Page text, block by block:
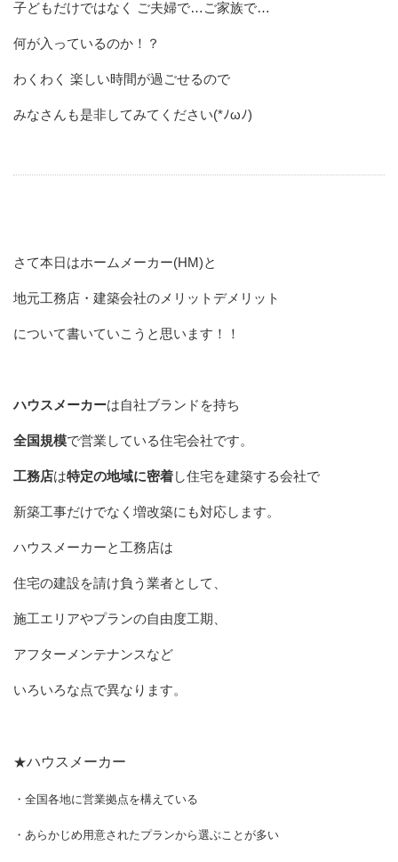
子どもだけではなく ご夫婦で…ご家族で…
何が入っているのか！？
わくわく 楽しい時間が過ごせるので
みなさんも是非してみてください(*ﾉωﾉ)
さて本日はホームメーカー(HM)と
地元工務店・建築会社のメリットデメリット
について書いていこうと思います！！
ハウスメーカーは自社ブランドを持ち
全国規模で営業している住宅会社です。
工務店は特定の地域に密着し住宅を建築する会社で
新築工事だけでなく増改築にも対応します。
ハウスメーカーと工務店は
住宅の建設を請け負う業者として、
施工エリアやプランの自由度工期、
アフターメンテナンスなど
いろいろな点で異なります。
★ハウスメーカー
・全国各地に営業拠点を構えている
・あらかじめ用意されたプランから選ぶことが多い